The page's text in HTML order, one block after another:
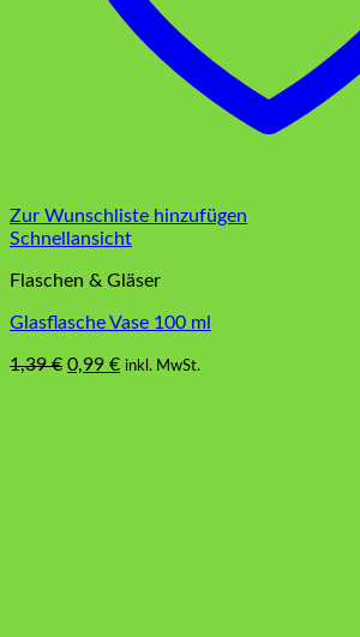
Zur Wunschliste hinzufügen
Schnellansicht
Flaschen & Gläser
Glasflasche Vase 100 ml
1,39€ Ursprünglicher
0,99 €Aktueller
inkl. MwSt.